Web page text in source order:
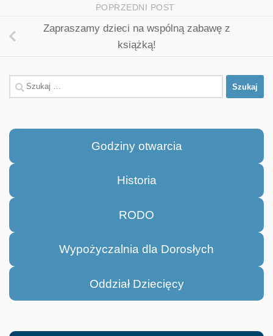
POPRZEDNI POST
Zapraszamy dzieci na wspólną zabawę z
książką!
Szukaj:
Godziny otwarcia
Historia
RODO
Wypożyczalnia dla Dorosłych
Oddział Dziecięcy